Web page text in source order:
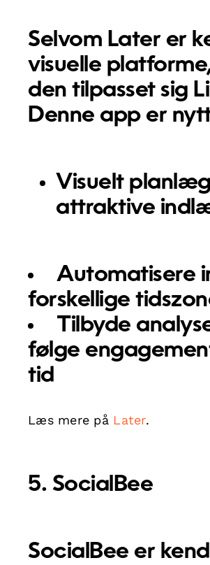
Selvom Later er
visuelle
den tilpasset sig
Denne app er
Visuelt
attraktive
Automatisere
forskellige
Tilbyde
følge
tid
Læs mere på Later.
5. SocialBee
SocialBee er